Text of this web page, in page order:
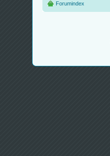
Forumindex